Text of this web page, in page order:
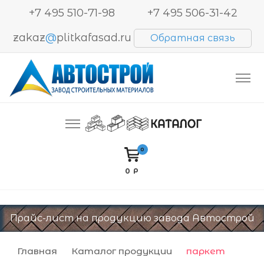
+7 495 510-71-98
+7 495 506-31-42
zakaz@plitkafasad.ru Обратная связь
Автострой. Завод строительных материалов
Производство и продажа тротуарной плитки,
блоков BESSER, кирпича
0
0 Р
Прайс-лист на продукцию завода Автострой
Главная Каталог продукции паркет